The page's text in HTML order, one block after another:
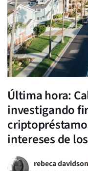
Última hora:
investigando
intereses de
rebeca davidson